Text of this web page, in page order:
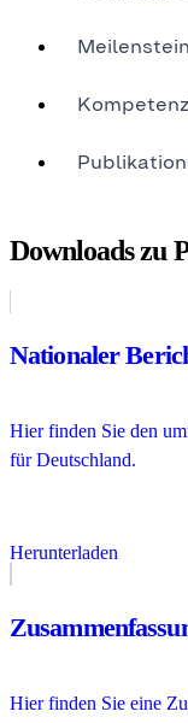
Downloads zu
Nationaler
Hier finden Sie den
für Deutschland.
Herunterladen
Hier finden Sie eine